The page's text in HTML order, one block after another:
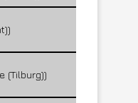
(Tilburg))